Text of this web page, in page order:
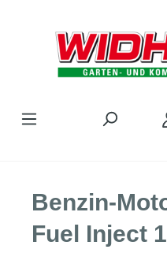
Benzin-
Fuel Inject